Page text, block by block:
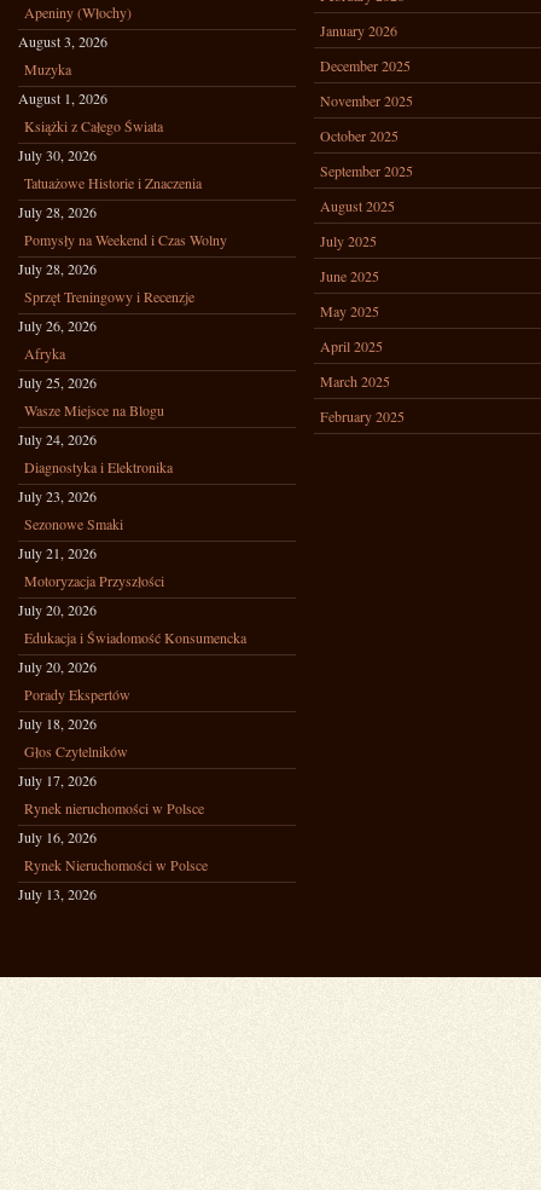
Apeniny (Włochy)
August 3, 2026
Muzyka
August 1, 2026
Książki z Całego Świata
July 30, 2026
Tatuażowe Historie i Znaczenia
July 28, 2026
Pomysły na Weekend i Czas Wolny
July 28, 2026
Sprzęt Treningowy i Recenzje
July 26, 2026
Afryka
July 25, 2026
Wasze Miejsce na Blogu
July 24, 2026
Diagnostyka i Elektronika
July 23, 2026
Sezonowe Smaki
July 21, 2026
Motoryzacja Przyszłości
July 20, 2026
Edukacja i Świadomość Konsumencka
July 20, 2026
Porady Ekspertów
July 18, 2026
Głos Czytelników
July 17, 2026
Rynek nieruchomości w Polsce
July 16, 2026
Rynek Nieruchomości w Polsce
July 13, 2026
January 2026
December 2025
November 2025
October 2025
September 2025
August 2025
July 2025
June 2025
May 2025
April 2025
March 2025
February 2025